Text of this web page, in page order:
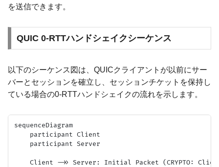
を送信できます。
QUIC 0-RTTハンドシェイクシーケンス
以下のシーケンス図は、QUICクライアントが以前にサー
バーとセッションを確立し、セッションチケットを保持し
ている場合の0-RTTハンドシェイクの流れを示します。
sequenceDiagram
    participant Client
    participant Server
Client ->> Server: Initial Packet (CRYPTO: